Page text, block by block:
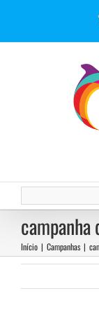
o
campanha
Início | Campanhas |